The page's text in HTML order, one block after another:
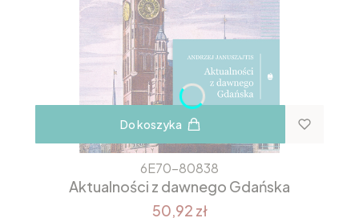
Do koszyka
6E70-80838
Aktualności z dawnego Gdańska
50,92 zł